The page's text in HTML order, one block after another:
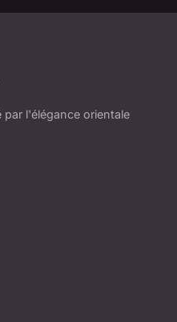
l'élégance orientale